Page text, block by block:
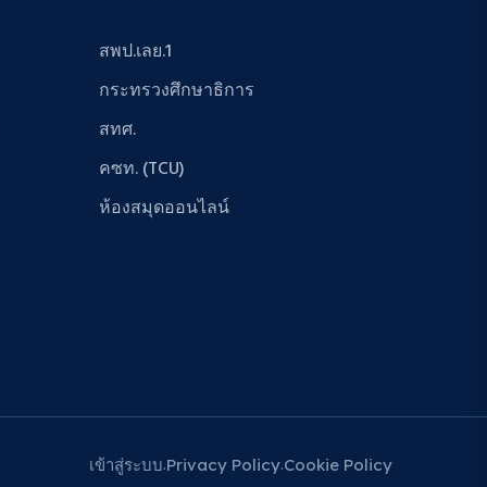
สพป.เลย.1
กระทรวงศึกษาธิการ
สทศ.
คซท. (TCU)
ห้องสมุดออนไลน์
เข้าสู่ระบบ Privacy Policy Cookie Policy